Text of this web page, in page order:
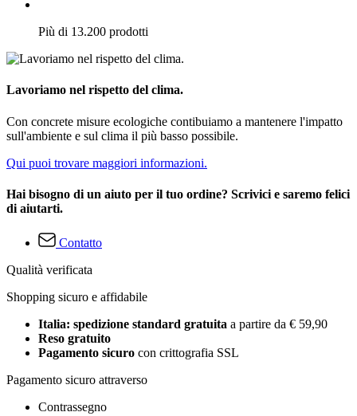
Più di 13.200 prodotti
Lavoriamo nel rispetto del clima.
Con concrete misure ecologiche contibuiamo a mantenere l'impatto
sull'ambiente e sul clima il più basso possibile.
Qui puoi trovare maggiori informazioni.
Hai bisogno di un aiuto per il tuo ordine? Scrivici e saremo felici
di aiutarti.
Contatto
Qualità verificata
Shopping sicuro e affidabile
Italia: spedizione standard gratuita a partire da € 59,90
Reso gratuito
Pagamento sicuro con crittografia SSL
Pagamento sicuro attraverso
Contrassegno